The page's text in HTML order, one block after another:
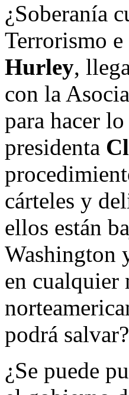
¿Soberanía
Terrorismo
Hurley,
con la
para hacer
presidenta
cárteles y
ellos están
Washington
en cualquier
podrá salvar?
¿Se puede